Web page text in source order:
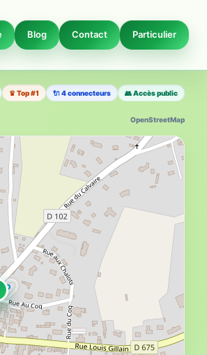
Blog Contact Particulier
♛ Top #1 🔌 4 connecteurs 👥 Accès public
OpenStreetMap